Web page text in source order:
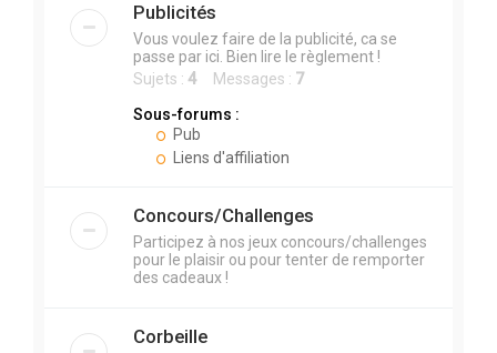
Publicités
Vous voulez faire de la publicité, ca se
passe par ici. Bien lire le règlement !
Sujets : 4 Messages : 7
Sous-forums :
Pub
Liens d'affiliation
Concours/Challenges
Participez à nos jeux concours/challenges
pour le plaisir ou pour tenter de remporter
des cadeaux !
Corbeille